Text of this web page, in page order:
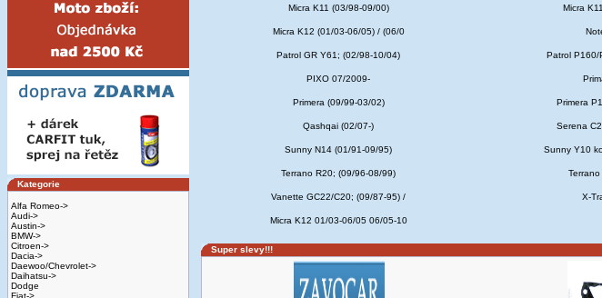
Kategorie
Alfa Romeo->
Audi->
Austin->
BMW->
Citroen->
Dacia->
Daewoo/Chevrolet->
Daihatsu->
Dodge
Fiat->
Micra K11 (03/98-09/00) Micra
Micra K12 (01/03-06/05) / (06/0
Patrol GR Y61; (02/98-10/04) Patrol P160/
PIXO 07/2009-
Primera (09/99-03/02) Primera
Qashqai (02/07-) Serena
Sunny N14 (01/91-09/95) Sunny Y10
Terrano R20; (09/96-08/99)
Vanette GC22/C20; (09/87-95) / X-
Micra K12 01/03-06/05 06/05-10
Super slevy!!!